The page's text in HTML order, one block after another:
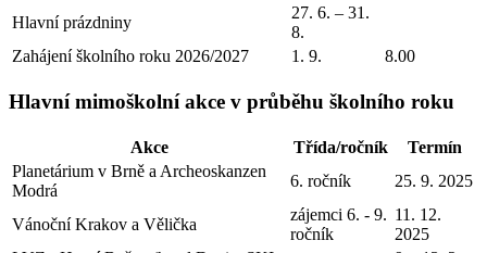
Hlavní prázdniny
27. 6. – 31.
8.
Zahájení školního roku 2026/2027
1. 9. 8.00
Hlavní mimoškolní akce v průběhu školního roku
Akce Třída/ročník
Termín
Planetárium v Brně a Archeoskanzen
Modrá
6. ročník 25. 9. 2025
Vánoční Krakov a Vělička
zájemci 6. - 9.
ročník
11. 12.
2025